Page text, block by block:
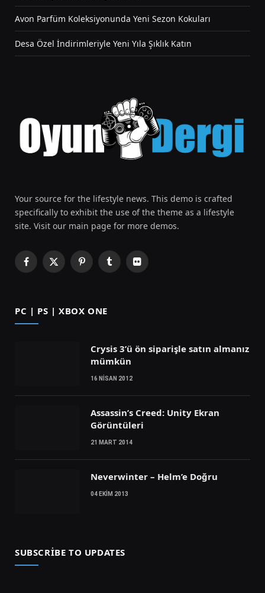
Avon Parfüm Koleksiyonunda Yeni Sezon Kokuları
Desa Özel İndirimleriyle Yeni Yıla Şıklık Katın
Your source for the lifestyle news. This demo is crafted
specifically to exhibit the use of the theme as a lifestyle
site. Visit our main page for more demos.
Facebook
X
PinterestTumblrFlickr
PC | PS | XBOX ONE
Crysis 3’ü ön siparişle satın almanız
mümkün
16 NISAN 2012
Assassin’s Creed: Unity Ekran
Görüntüleri
21 MART 2014
Neverwinter – Helm’e Doğru
04 EKIM 2013
SUBSCRIBE TO UPDATES